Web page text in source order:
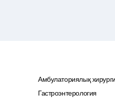
Амбулаториялық
Гастроэнтерология